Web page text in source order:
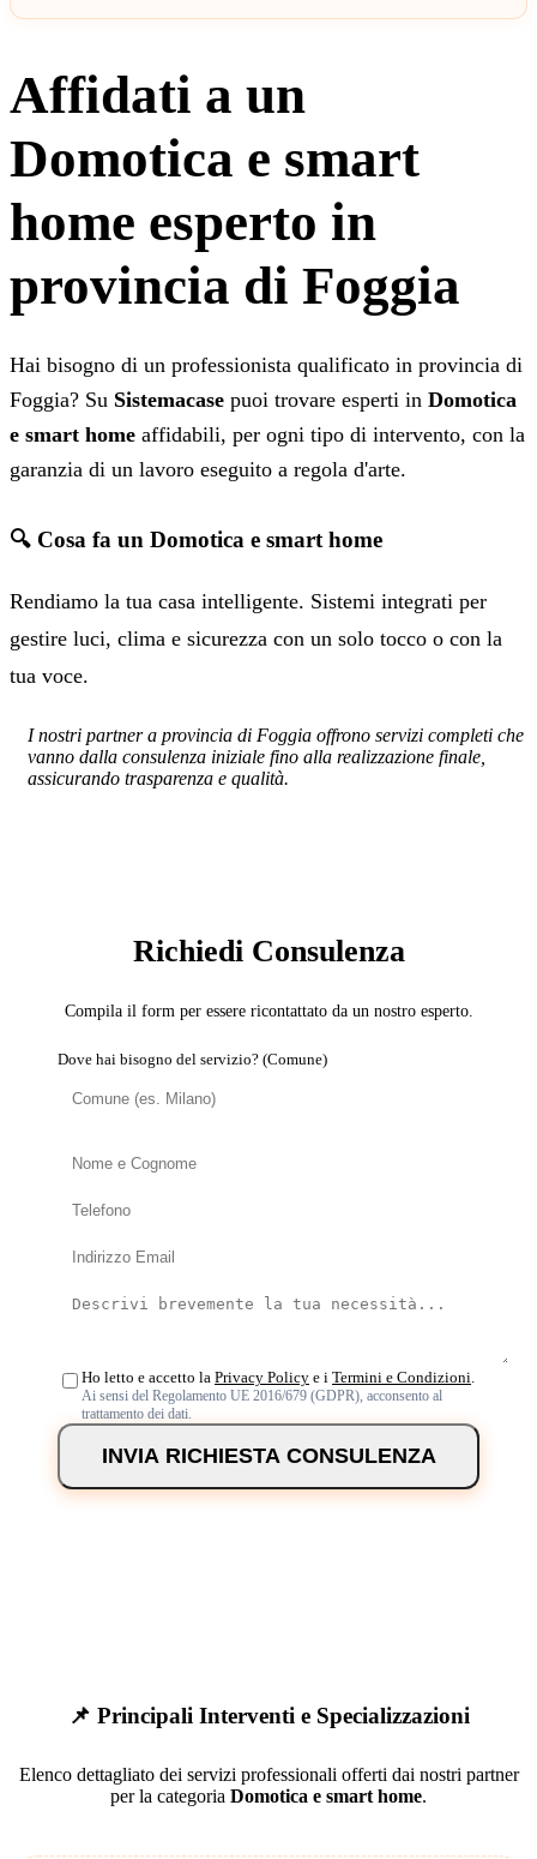
Affidati a un
Domotica e smart
home esperto in
provincia di Foggia
Hai bisogno di un professionista qualificato in provincia di
Foggia? Su Sistemacase puoi trovare esperti in Domotica
e smart home affidabili, per ogni tipo di intervento, con la
garanzia di un lavoro eseguito a regola d'arte.
🔍 Cosa fa un Domotica e smart home
Rendiamo la tua casa intelligente. Sistemi integrati per
gestire luci, clima e sicurezza con un solo tocco o con la
tua voce.
I nostri partner a provincia di Foggia offrono servizi completi che
vanno dalla consulenza iniziale fino alla realizzazione finale,
assicurando trasparenza e qualità.
Richiedi Consulenza
Compila il form per essere ricontattato da un nostro esperto.
Dove hai bisogno del servizio? (Comune)
Ho letto e accetto la Privacy Policy e i Termini e Condizioni
Ai sensi del Regolamento UE 2016/679 (GDPR), acconsento al
trattamento dei dati.
INVIA RICHIESTA CONSULENZA
📌 Principali Interventi e Specializzazioni
Elenco dettagliato dei servizi professionali offerti dai nostri partner
per la categoria Domotica e smart home.